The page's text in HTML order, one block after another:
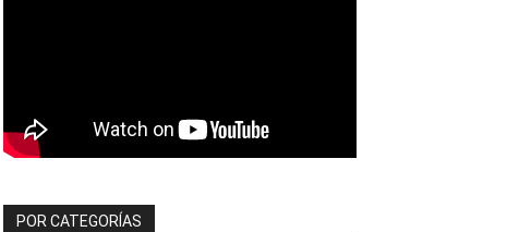
POR CATEGORÍAS